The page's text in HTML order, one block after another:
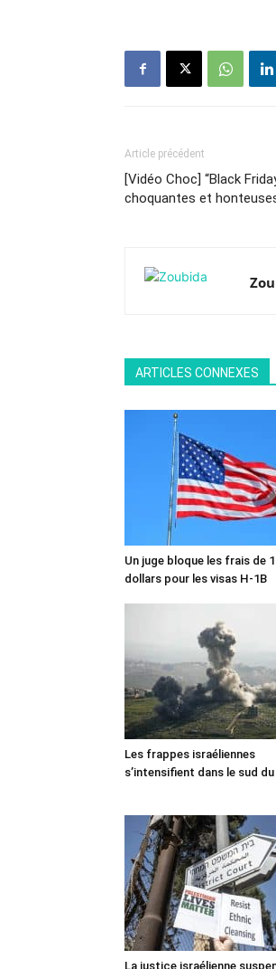
Article précédent
[Vidéo Choc] “Black
choquantes et
ARTICLES CONNEXES
Un juge bloque les frais de
dollars pour les visas H-1B
Les frappes israéliennes
s’intensifient dans le sud
La justice israélienne